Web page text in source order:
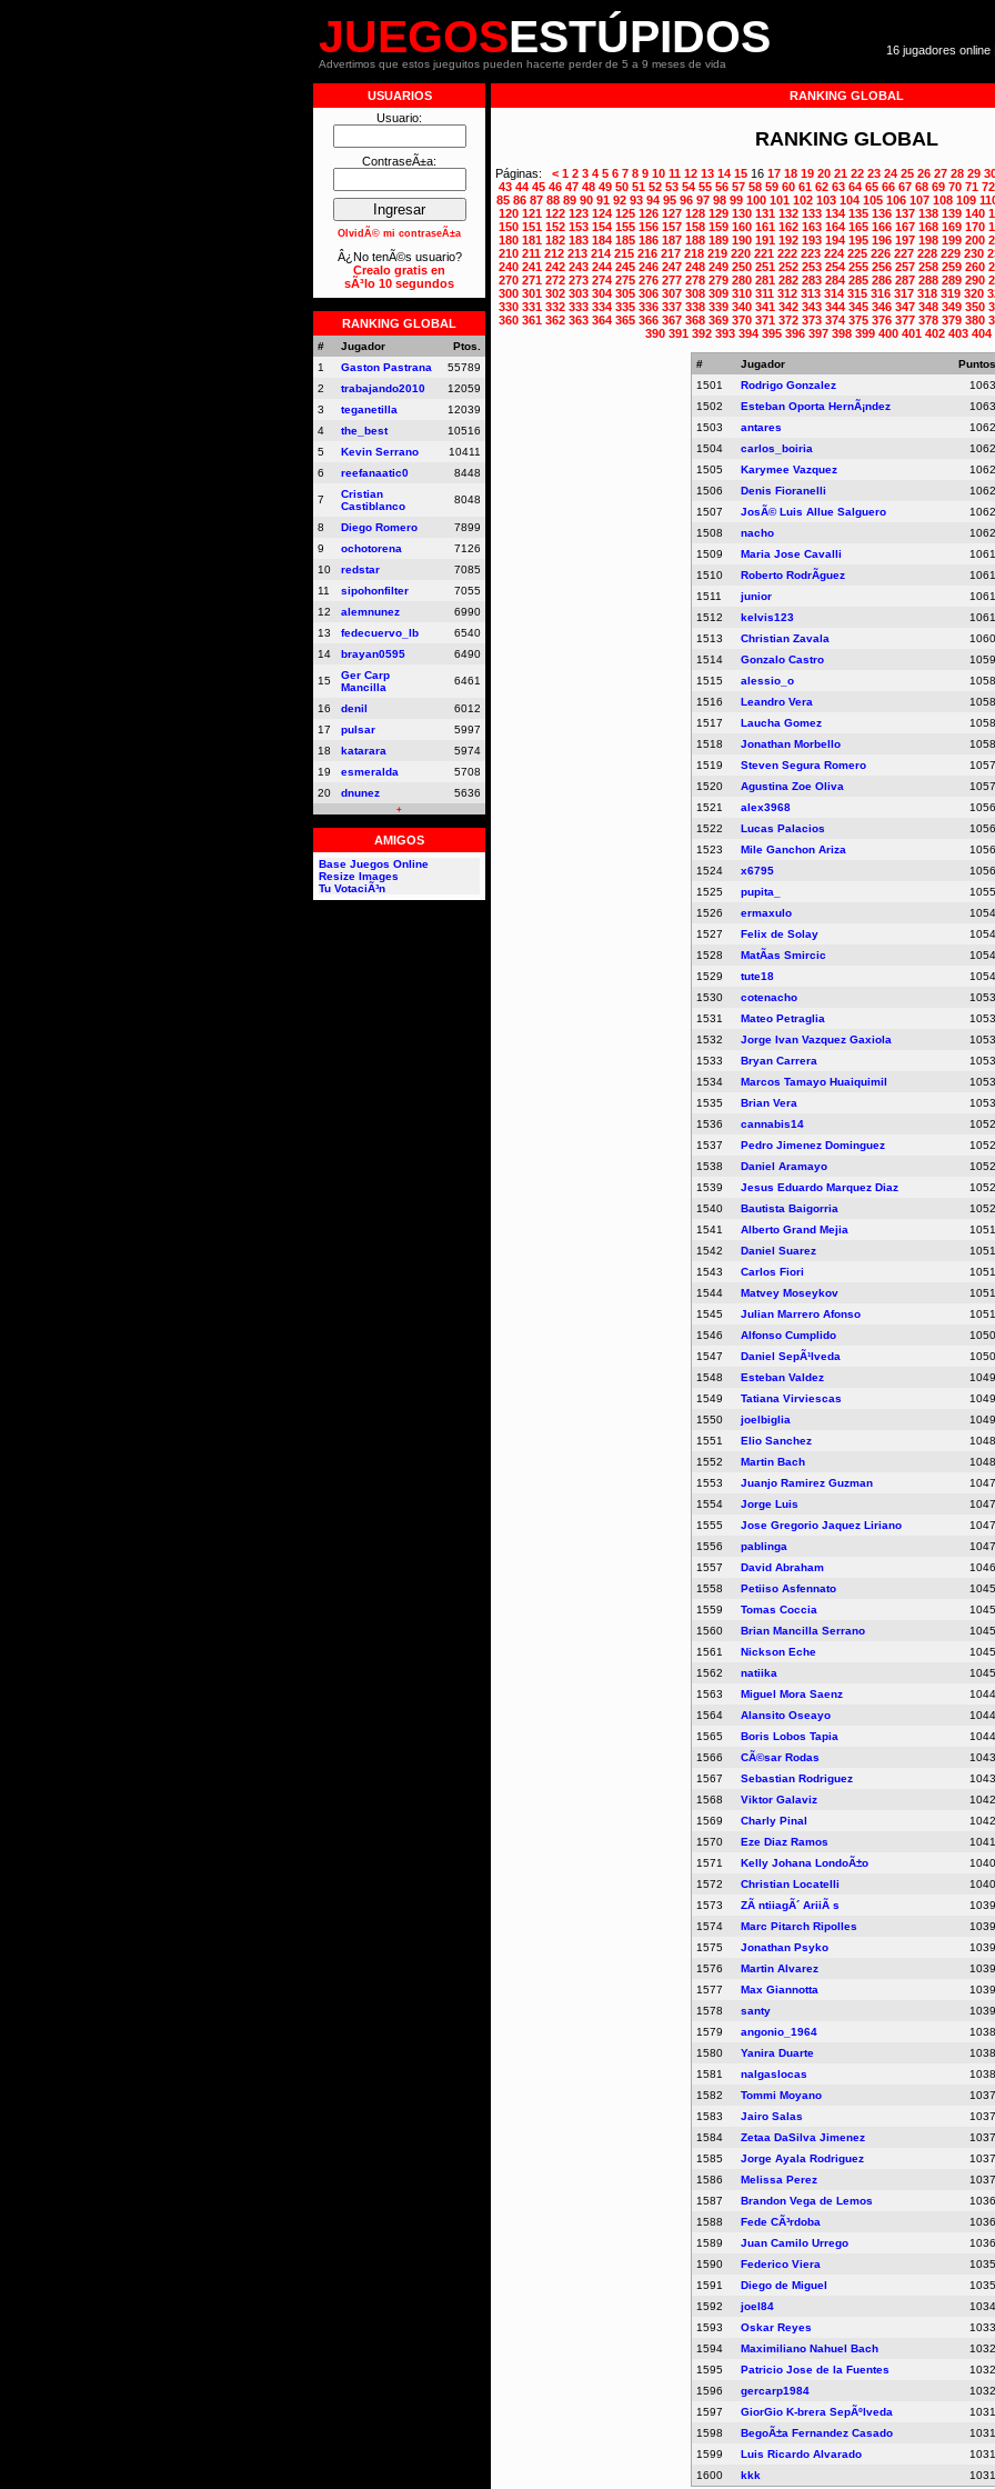
JUEGOSESTÚPIDOS
Advertimos que estos jueguitos pueden hacerte perder de 5 a 9 meses de vida
16 jugadores
USUARIOS
Usuario:
ContraseÃ±a:
OlvidÃ© mi contraseÃ±a
Â¿No tenÃ©s usuario?
Crealo gratis en
sÃ³lo 10 segundos
RANKING GLOBAL
# Jugador
Ptos.
1
Gaston Pastrana
55789
2
trabajando2010
12059
3
teganetilla
12039
4
the_best
10516
5
Kevin Serrano
10411
6
reefanaatic0 8448
7
Cristian
Castiblanco
8048
8 Diego Romero
7899
9
ochotorena
7126
10
redstar
7085
11
sipohonfilter
7055
12
alemnunez
6990
13
fedecuervo_lb
6540
14
brayan0595 6490
15
Ger Carp
Mancilla
6461
16 denil
6012
17
pulsar
5997
18
katarara
5974
19
esmeralda
5708
20
dnunez 5636
+
AMIGOS
Base Juegos Online
Resize Images
Tu VotaciÃ³n
RANKING GLOBAL
RANKING GLOBAL
Páginas: < 1 2 3 4 5 6 7 8 9 10 11 12 13 14 15 16 17 18 19 20 21 22 23 24 25 26 27 28 29
43 44 45 46 47 48 49 50 51 52 53 54 55 56 57 58 59 60 61 62 63 64 65 66 67 68 69 70 71 72
85 86 87 88 89 90 91 92 93 94 95 96 97 98 99 100 101 102 103 104 105 106 107 108 109
120 121 122 123 124 125 126 127 128 129 130 131 132 133 134 135 136 137 138 139 140
150 151 152 153 154 155 156 157 158 159 160 161 162 163 164 165 166 167 168 169 170
180 181 182 183 184 185 186 187 188 189 190 191 192 193 194 195 196 197 198 199 200
210 211 212 213 214 215 216 217 218 219 220 221 222 223 224 225 226 227 228 229 230
240 241 242 243 244 245 246 247 248 249 250 251 252 253 254 255 256 257 258 259 260
270 271 272 273 274 275 276 277 278 279 280 281 282 283 284 285 286 287 288 289 290
300 301 302 303 304 305 306 307 308 309 310 311 312 313 314 315 316 317 318 319 320
330 331 332 333 334 335 336 337 338 339 340 341 342 343 344 345 346 347 348 349 350
360 361 362 363 364 365 366 367 368 369 370 371 372 373 374 375 376 377 378 379 380
390 391 392 393 394 395 396 397 398 399 400 401 402 403 404
# Jugador
Puntos
1501
Rodrigo Gonzalez
1063
1502
Esteban Oporta HernÃ¡ndez
1063
1503
antares
1062
1504
carlos_boiria
1062
1505
Karymee Vazquez
1062
1506
Denis Fioranelli
1062
1507
JosÃ© Luis Allue Salguero
1062
1508
nacho
1062
1509
Maria Jose Cavalli
1061
1510
Roberto RodrÃ­guez
1061
1511
junior
1061
1512
kelvis123
1061
1513
Christian Zavala
1060
1514
Gonzalo Castro
1059
1515
alessio_o
1058
1516
Leandro Vera
1058
1517
Laucha Gomez
1058
1518
Jonathan Morbello
1058
1519
Steven Segura Romero
1057
1520
Agustina Zoe Oliva
1057
1521
alex3968
1056
1522
Lucas Palacios
1056
1523
Mile Ganchon Ariza
1056
1524
x6795
1056
1525
pupita_
1055
1526
ermaxulo
1054
1527
Felix de Solay
1054
1528
MatÃ­as Smircic
1054
1529
tute18
1054
1530
cotenacho
1053
1531
Mateo Petraglia
1053
1532
Jorge Ivan Vazquez Gaxiola
1053
1533
Bryan Carrera
1053
1534
Marcos Tamayo Huaiquimil
1053
1535
Brian Vera
1053
1536
cannabis14
1052
1537
Pedro Jimenez Dominguez
1052
1538
Daniel Aramayo
1052
1539
Jesus Eduardo Marquez Diaz
1052
1540
Bautista Baigorria
1052
1541
Alberto Grand Mejia
1051
1542
Daniel Suarez
1051
1543
Carlos Fiori
1051
1544
Matvey Moseykov
1051
1545
Julian Marrero Afonso
1051
1546
Alfonso Cumplido
1050
1547
Daniel SepÃ¹lveda
1050
1548
Esteban Valdez
1049
1549
Tatiana Virviescas
1049
1550
joelbiglia
1049
1551
Elio Sanchez
1048
1552
Martin Bach
1048
1553
Juanjo Ramirez Guzman
1047
1554
Jorge Luis
1047
1555
Jose Gregorio Jaquez Liriano
1047
1556
pablinga
1047
1557
David Abraham
1046
1558
Petiiso Asfennato
1045
1559
Tomas Coccia
1045
1560
Brian Mancilla Serrano
1045
1561
Nickson Eche
1045
1562
natiika
1045
1563
Miguel Mora Saenz
1044
1564
Alansito Oseayo
1044
1565
Boris Lobos Tapia
1044
1566
CÃ©sar Rodas
1043
1567
Sebastian Rodriguez
1043
1568
Viktor Galaviz
1042
1569
Charly Pinal
1042
1570
Eze Diaz Ramos
1041
1571
Kelly Johana LondoÃ±o
1040
1572
Christian Locatelli
1040
1573
ZÃ ntiiagÃ´ AriiÃ s
1039
1574
Marc Pitarch Ripolles
1039
1575
Jonathan Psyko
1039
1576
Martin Alvarez
1039
1577
Max Giannotta
1039
1578
santy
1039
1579
angonio_1964
1038
1580
Yanira Duarte
1038
1581
nalgaslocas
1038
1582
Tommi Moyano
1037
1583
Jairo Salas
1037
1584
Zetaa DaSilva Jimenez
1037
1585
Jorge Ayala Rodriguez
1037
1586
Melissa Perez
1037
1587
Brandon Vega de Lemos
1036
1588
Fede CÃ³rdoba
1036
1589
Juan Camilo Urrego
1036
1590
Federico Viera
1035
1591
Diego de Miguel
1035
1592
joel84
1034
1593
Oskar Reyes
1033
1594
Maximiliano Nahuel Bach
1032
1595
Patricio Jose de la Fuentes
1032
1596
gercarp1984
1032
1597
GiorGio K-brera SepÃºlveda
1031
1598
BegoÃ±a Fernandez Casado
1031
1599
Luis Ricardo Alvarado
1031
1600
kkk 1031